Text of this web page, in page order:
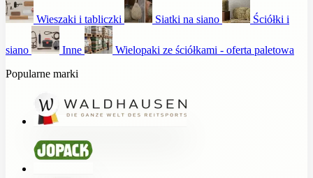
Wieszaki i tabliczki Siatki na siano Ściółki i
siano Inne
Wielopaki ze ściółkami - oferta paletowa
Popularne marki